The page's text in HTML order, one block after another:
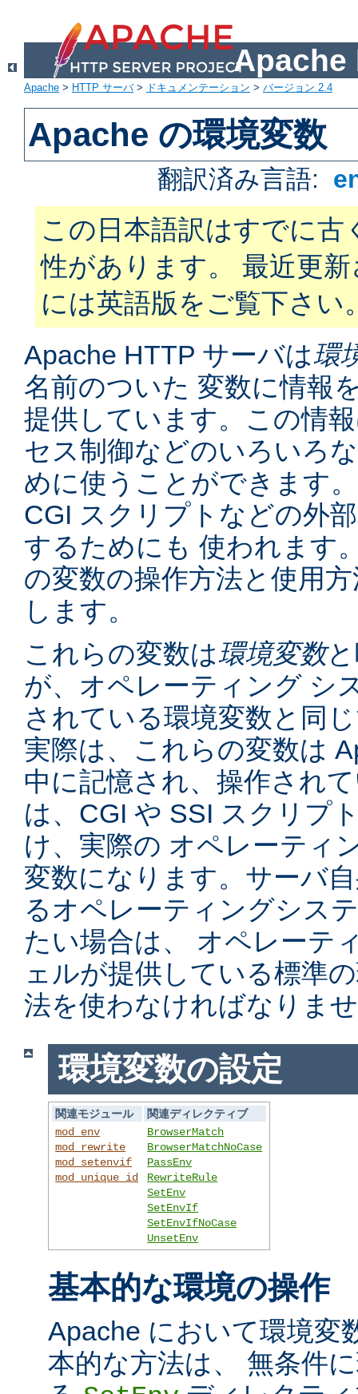
Apache
Apache > HTTP サーバ> ドキュメンテーション > バージョン 2.4
Apache の環境変数
翻訳済み言語:
この日本語訳はすでに古
性があります。 最近更
には英語版をご覧下さい
Apache HTTP サーバは環
名前のついた 変数に情報
提供しています。この情
セス制御などのいろいろ
めに使うことができます
CGI スクリプトなどの外
するためにも 使われます
の変数の操作方法と使用
します。
これらの変数は環境変数
が、オペレーティング シ
されている環境変数と同
実際は、これらの変数は
中に記憶され、操作され
は、CGI や SSI スクリプ
け、実際の オペレーティ
変数になります。サーバ
るオペレーティングシス
たい場合は、 オペレーテ
ェルが提供している標準
法を使わなければなりま
環境変数の設定
関連モジュール
関連ディレクティブ
mod_env
mod_rewrite
mod_setenvif
mod_unique_id
BrowserMatch
BrowserMatchNoCase
PassEnv
RewriteRule
SetEnv
SetEnvIf
SetEnvIfNoCase
UnsetEnv
基本的な環境の操作
Apache において環境変
本的な方法は、 無条件